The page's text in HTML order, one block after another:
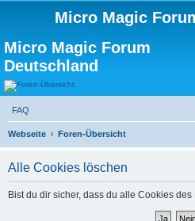
Micro Magic
Micro Magic Forum
Deutschland
FAQ
Webseite Foren-Übersicht
Alle Cookies löschen
Bist du dir sicher, dass du alle Cookies